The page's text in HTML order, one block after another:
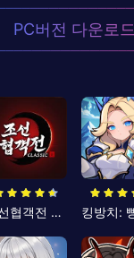
PC버전 다운로드
조선협객전 클래식